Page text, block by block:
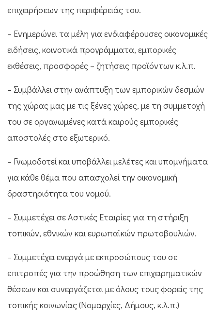
επιχειρήσεων της περιφέρειάς του.
– Ενημερώνει τα μέλη για ενδιαφέρουσες οικονομικές
ειδήσεις, κοινοτικά προγράμματα, εμπορικές
εκθέσεις, προσφορές – ζητήσεις προϊόντων κ.λ.π.
– Συμβάλλει στην ανάπτυξη των εμπορικών δεσμών
της χώρας μας με τις ξένες χώρες, με τη συμμετοχή
του σε οργανωμένες κατά καιρούς εμπορικές
αποστολές στο εξωτερικό.
– Γνωμοδοτεί και υποβάλλει μελέτες και υπομνήματα
για κάθε θέμα που απασχολεί την οικονομική
δραστηριότητα του νομού.
– Συμμετέχει σε Αστικές Εταιρίες για τη στήριξη
τοπικών, εθνικών και ευρωπαϊκών πρωτοβουλιών.
– Συμμετέχει ενεργά με εκπροσώπους του σε
επιτροπές για την προώθηση των επιχειρηματικών
θέσεων και συνεργάζεται με όλους τους φορείς της
τοπικής κοινωνίας (Νομαρχίες, Δήμους, κ.λ.π.)